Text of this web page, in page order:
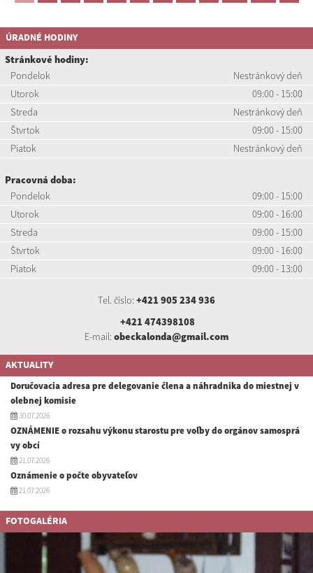
ÚRADNÉ HODINY
Stránkové hodiny:
Pondelok
Nestránkový deň
Utorok
09:00 - 15:00
Streda
Nestránkový deň
Štvrtok
09:00 - 15:00
Piatok
Nestránkový deň
Pracovná doba:
Pondelok
09:00 - 15:00
Utorok
09:00 - 16:00
Streda
09:00 - 15:00
Štvrtok
09:00 - 16:00
Piatok
09:00 - 13:00
Tel. číslo: +421 905 234 936
+421 474398108
E-mail: obeckalonda@gmail.com
AKTUALITY
Doručovacia adresa pre delegovanie člena a náhradnika do miestnej v
olebnej komisie
30.07.2026
OZNÁMENIE o rozsahu výkonu starostu pre voľby do orgánov samosprá
vy obcí
21.07.2026
Oznámenie o počte obyvateľov
21.07.2026
FOTOGALÉRIA